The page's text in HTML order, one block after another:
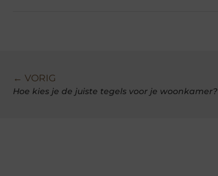
← VORIG
Hoe kies je de juiste tegels voor je woonkamer?